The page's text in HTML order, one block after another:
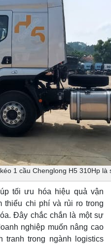
1 cầu Chenglong H5 310Hp
tối ưu hóa hiệu quả vận
thiểu chi phí và rủi ro trong
Đây chắc chắn là một sự
nghiệp muốn nâng cao
tranh trong ngành logistics